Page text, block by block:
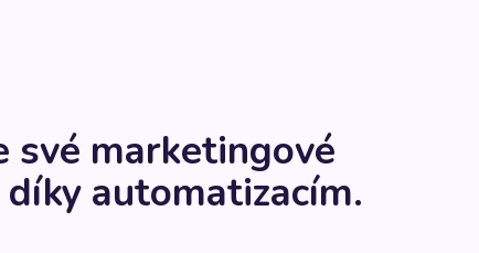
své marketingové
automatizacím.